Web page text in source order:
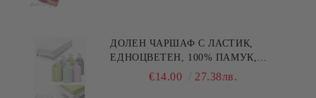
ДОЛЕН ЧАРШАФ С ЛАСТИК,
ЕДНОЦВЕТЕН, 100% ПАМУК,
РАЗЛИЧНИ РАЗМЕРИ
€14.00 27.38лв.